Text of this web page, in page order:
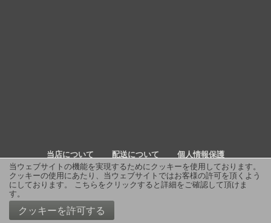
当ウェブサイトの機能を実現するためにクッキーを使用しております。
クッキーの使用にあたり、当ウェブサイトではお客様の許可を頂くよう
にしております。 こちらをクリックすると詳細をご確認して頂けま
す。
クッキーを許可する
当店について 配送について
個人情報保護
詳細検索
よくあるご質問 お問い合わせ RSS
© 2011 J Boutique